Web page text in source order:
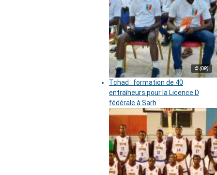
© (DR)
Tchad : formation de 40
entraîneurs pour la Licence D
fédérale à Sarh